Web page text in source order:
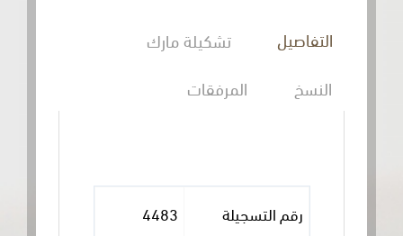
التفاصيل
تشكيلة مارك
المرفقات
رقم التسجيلة